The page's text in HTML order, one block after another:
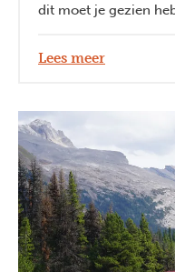
dit moet je gezien
Lees meer